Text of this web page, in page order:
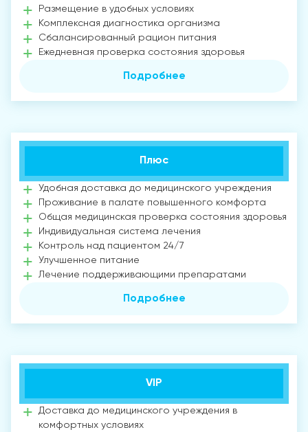
Размещение в удобных условиях
Комплексная диагностика организма
Сбалансированный рацион питания
Ежедневная проверка состояния здоровья
Подробнее
Плюс
Удобная доставка до медицинского учреждения
Проживание в палате повышенного комфорта
Общая медицинская проверка состояния здоровья
Индивидуальная система лечения
Контроль над пациентом 24/7
Улучшенное питание
Лечение поддерживающими препаратами
Подробнее
VIP
Доставка до медицинского учреждения в
комфортных условиях